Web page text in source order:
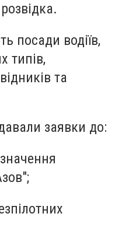
посади водіїв,
типів,
та
заявки до: